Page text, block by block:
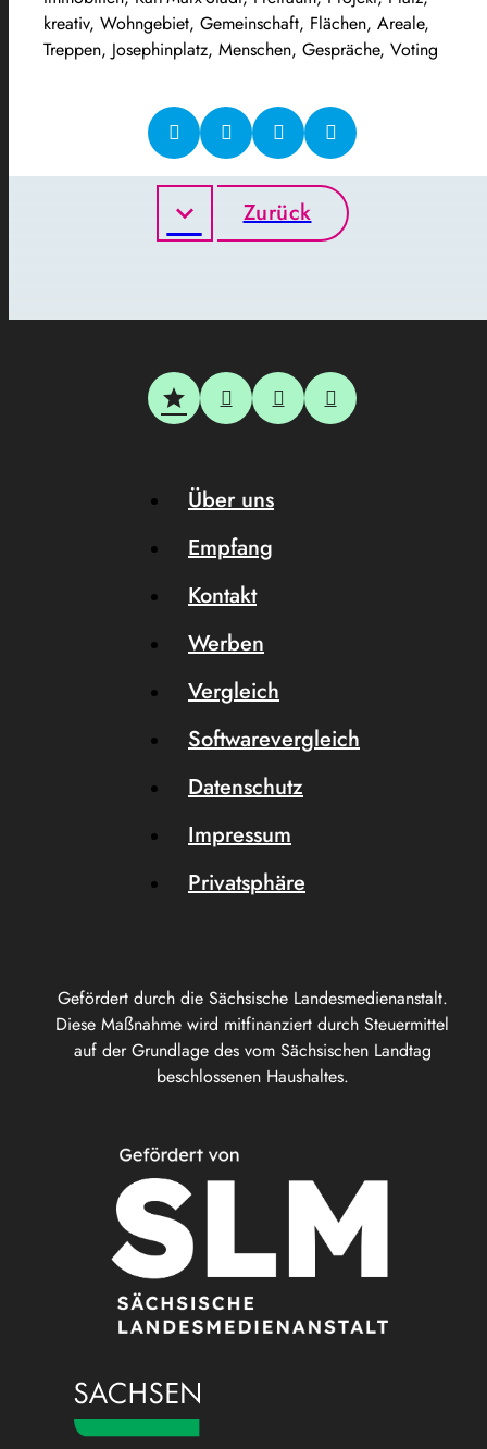
kreativ, Wohngebiet, Gemeinschaft, Flächen, Areale,
Treppen, Josephinplatz, Menschen, Gespräche, Voting
Zurück
Gefördert durch die Sächsische Landesmedienanstalt.
Diese Maßnahme wird mitfinanziert durch Steuermittel
auf der Grundlage des vom Sächsischen Landtag
beschlossenen Haushaltes.
Über uns
Empfang
Kontakt
Werben
Vergleich
Softwarevergleich
Datenschutz
Impressum
Privatsphäre